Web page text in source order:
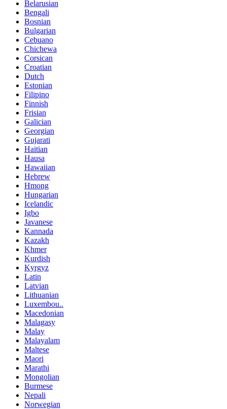
Belarusian
Bengali
Bosnian
Bulgarian
Cebuano
Chichewa
Corsican
Croatian
Dutch
Estonian
Filipino
Finnish
Frisian
Galician
Georgian
Gujarati
Haitian
Hausa
Hawaiian
Hebrew
Hmong
Hungarian
Icelandic
Igbo
Javanese
Kannada
Kazakh
Khmer
Kurdish
Kyrgyz
Latin
Latvian
Lithuanian
Luxembou..
Macedonian
Malagasy
Malay
Malayalam
Maltese
Maori
Marathi
Mongolian
Burmese
Nepali
Norwegian